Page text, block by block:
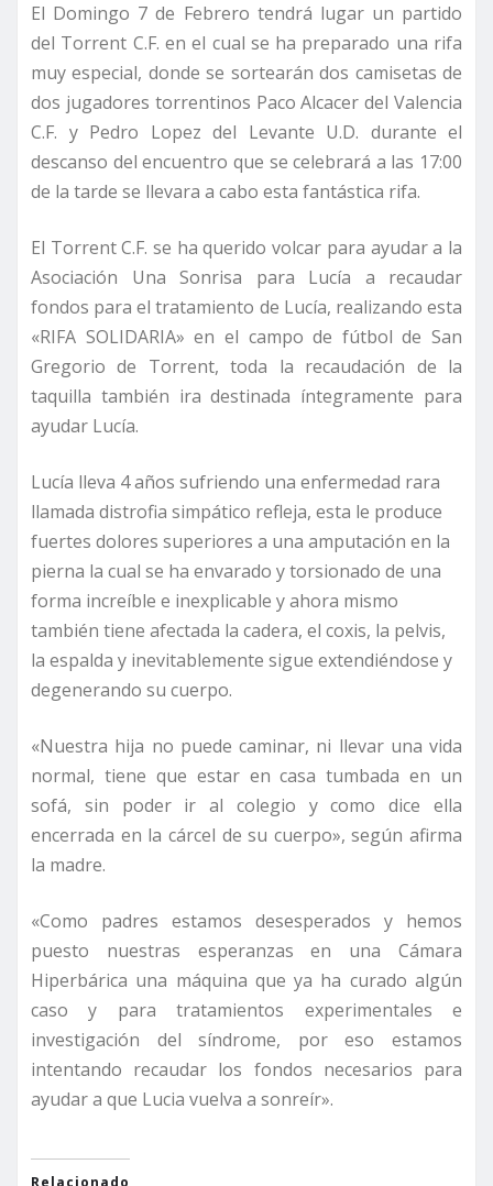
El Domingo 7 de Febrero tendrá lugar un partido
del Torrent C.F. en el cual se ha preparado una rifa
muy especial, donde se sortearán dos camisetas de
dos jugadores torrentinos Paco Alcacer del Valencia
C.F. y Pedro Lopez del Levante U.D. durante el
descanso del encuentro que se celebrará a las 17:00
de la tarde se llevara a cabo esta fantástica rifa.
El Torrent C.F. se ha querido volcar para ayudar a la
Asociación Una Sonrisa para Lucía a recaudar
fondos para el tratamiento de Lucía, realizando esta
«RIFA SOLIDARIA» en el campo de fútbol de San
Gregorio de Torrent, toda la recaudación de la
taquilla también ira destinada íntegramente para
ayudar Lucía.
Lucía lleva 4 años sufriendo una enfermedad rara
llamada distrofia simpático refleja, esta le produce
fuertes dolores superiores a una amputación en la
pierna la cual se ha envarado y torsionado de una
forma increíble e inexplicable y ahora mismo
también tiene afectada la cadera, el coxis, la pelvis,
la espalda y inevitablemente sigue extendiéndose y
degenerando su cuerpo.
«Nuestra hija no puede caminar, ni llevar una vida
normal, tiene que estar en casa tumbada en un
sofá, sin poder ir al colegio y como dice ella
encerrada en la cárcel de su cuerpo», según afirma
la madre.
«Como padres estamos desesperados y hemos
puesto nuestras esperanzas en una Cámara
Hiperbárica una máquina que ya ha curado algún
caso y para tratamientos experimentales e
investigación del síndrome, por eso estamos
intentando recaudar los fondos necesarios para
ayudar a que Lucia vuelva a sonreír».